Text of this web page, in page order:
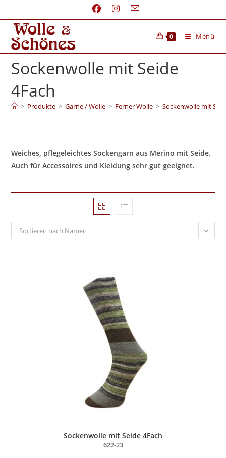
0 Menü
Sockenwolle mit Seide
4Fach
> Produkte > Garne / Wolle > Ferner Wolle > Sockenwolle mit
Weiches, pflegeleichtes Sockengarn aus Merino mit Seide.
Auch für Accessoires und Kleidung sehr gut geeignet.
Sortieren nach Namen
Sockenwolle mit Seide 4Fach
622-23